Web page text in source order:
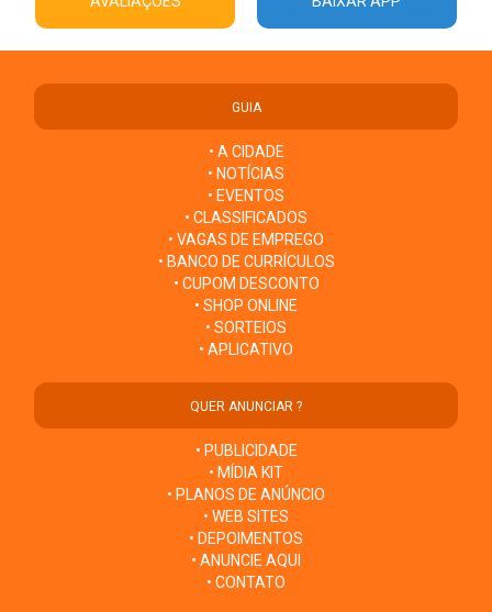
GUIA
• A CIDADE
• NOTÍCIAS
• EVENTOS
• CLASSIFICADOS
• VAGAS DE EMPREGO
• BANCO DE CURRÍCULOS
• CUPOM DESCONTO
• SHOP ONLINE
• SORTEIOS
• APLICATIVO
QUER ANUNCIAR ?
• PUBLICIDADE
• MÍDIA KIT
• PLANOS DE ANÚNCIO
• WEB SITES
• DEPOIMENTOS
• ANUNCIE AQUI
• CONTATO